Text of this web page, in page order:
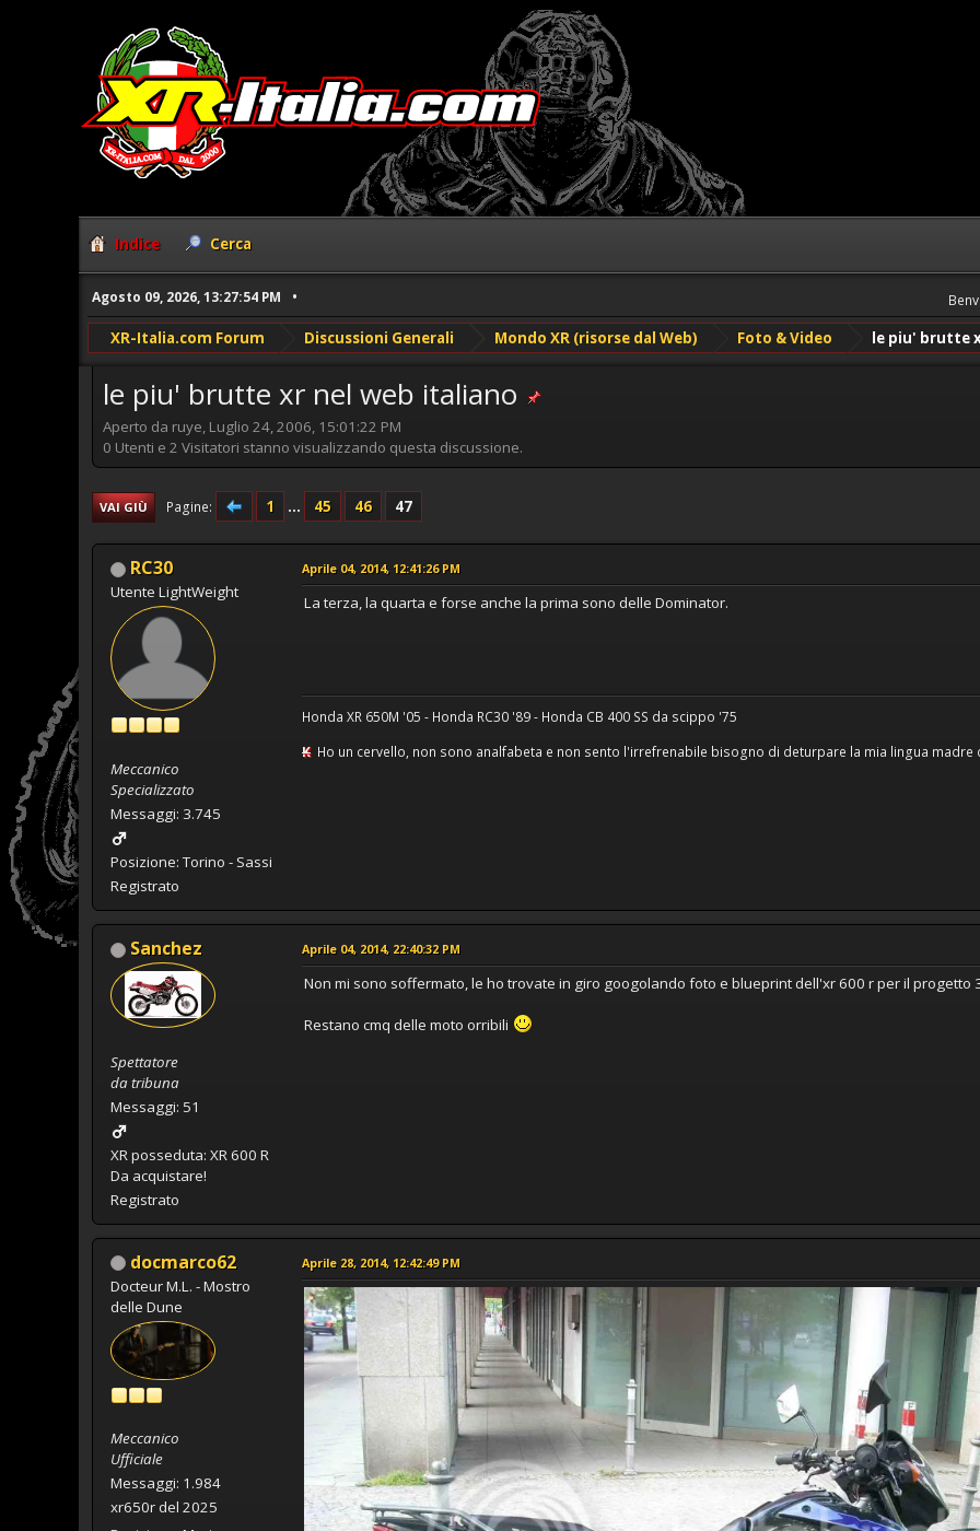
Indice Cerca
Agosto 09, 2026, 13:27:54 PM
XR-Italia.com Forum Discussioni Generali Mondo XR (risorse dal Web) Foto & Video le piu' brutte
le piu' brutte xr nel web italiano
Aperto da ruye, Luglio 24, 2006, 15:01:22 PM
0 Utenti e 2 Visitatori stanno visualizzando questa discussione.
VAI GIÙ Pagine 1 ... 45 46 47
RC30
Utente LightWeight
Meccanico
Specializzato
Messaggi: 3.745
Posizione: Torino - Sassi
Registrato
Aprile 04, 2014, 12:41:26 PM
La terza, la quarta e forse anche la prima sono delle Dominator.
Honda XR 650M '05 - Honda RC30 '89 - Honda CB 400 SS da scippo '75
KHo un cervello, non sono analfabeta e non sento l'irrefrenabile bisogno di deturpare la mia lingua madre
Sanchez
Spettatore
da tribuna
Messaggi: 51
XR posseduta: XR 600 R
Da acquistare!
Registrato
Aprile 04, 2014, 22:40:32 PM
Non mi sono soffermato, le ho trovate in giro googolando foto e blueprint dell'xr 600 r per il progetto
Restano cmq delle moto orribili
docmarco62
Docteur M.L. - Mostro
delle Dune
Meccanico
Ufficiale
Messaggi: 1.984
xr650r del 2025
Aprile 28, 2014, 12:42:49 PM